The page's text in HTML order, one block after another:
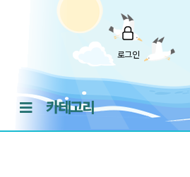
로그인
카테고리